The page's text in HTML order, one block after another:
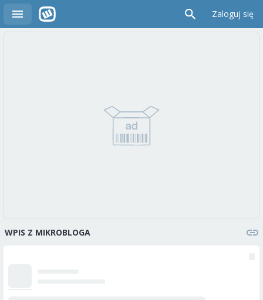
Zaloguj się
WPIS Z MIKROBLOGA